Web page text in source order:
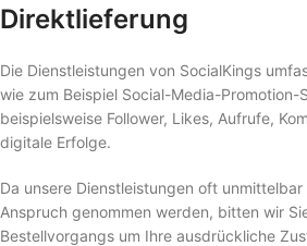
Direktlieferung
Die Dienstleistungen von SocialKings
wie zum Beispiel Social-Media-Promotion-
beispielsweise Follower, Likes, Aufrufe,
digitale Erfolge.
Da unsere Dienstleistungen oft
Anspruch genommen werden, bitten wir
Bestellvorgangs um Ihre ausdrückliche